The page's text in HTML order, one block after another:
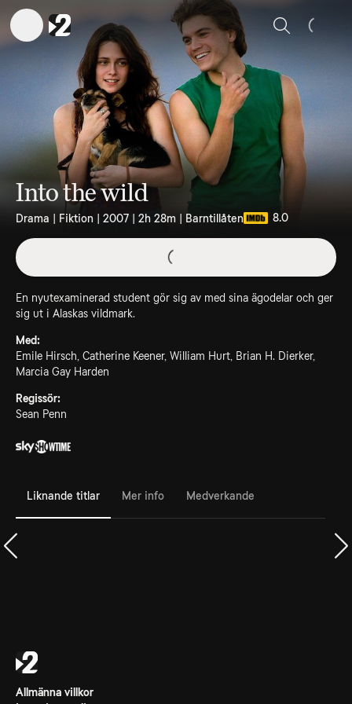
Sök
Into the wild
Drama | Fiktion | 2007 | 2h 28m | Barntillåten 8.0
En nyutexaminerad student gör sig av med sina ägodelar och ger
sig ut i Alaskas vildmark.
Med:
Emile Hirsch, Catherine Keener, William Hurt, Brian H. Dierker,
Marcia Gay Harden
Regissör:
Sean Penn
Liknande titlar Mer info Medverkande
Allmänna villkor